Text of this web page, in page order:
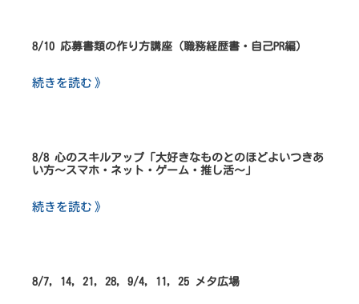
8/10 応募書類の作り方講座（職務経歴書・自己PR編）
続きを読む 》
8/8 心のスキルアップ「大好きなものとのほどよいつきあ
い方～スマホ・ネット・ゲーム・推し活～」
続きを読む 》
8/7, 14, 21, 28, 9/4, 11, 25 メタ広場